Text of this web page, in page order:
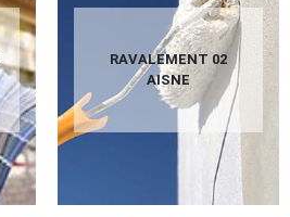
RAVALEMENT 02
AISNE